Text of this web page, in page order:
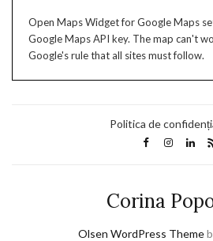
Open Maps Widget for Google Maps
Google Maps API key. The map can't
Google's rule that all sites must follow.
Politica de
Corina
Olsen WordPress Theme